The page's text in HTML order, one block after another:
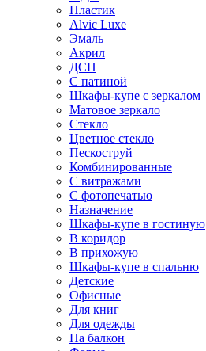
Пластик
Alvic Luxe
Эмаль
Акрил
ДСП
С патиной
Шкафы-купе с зеркалом
Матовое зеркало
Стекло
Цветное стекло
Пескоструй
Комбинированные
С витражами
С фотопечатью
Назначение
Шкафы-купе в гостиную
В коридор
В прихожую
Шкафы-купе в спальню
Детские
Офисные
Для книг
Для одежды
На балкон